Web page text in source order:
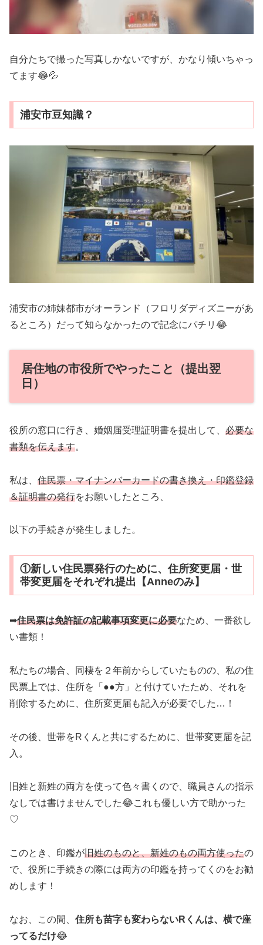
自分たちで撮った写真しかないですが、かなり傾いちゃっ
てます😂💦
浦安市豆知識？
浦安市の姉妹都市がオーランド（フロリダディズニーがあ
るところ）だって知らなかったので記念にパチリ😂
居住地の市役所でやったこと（提出翌
日）
役所の窓口に行き、婚姻届受理証明書を提出して、 必要な
書類を伝えます。
私は、 住民票・マイナンバーカードの書き換え・印鑑登録
＆証明書の発行をお願いしたところ、
以下の手続きが発生しました。
①新しい住民票発行のために、住所変更届・世
帯変更届をそれぞれ提出【Anneのみ】
➡住民票は免許証の記載事項変更に必要なため、一番欲し
い書類！
私たちの場合、同棲を２年前からしていたものの、私の住
民票上では、住所を「●●方」と付けていたため、それを
削除するために、住所変更届も記入が必要でした…！
その後、世帯をRくんと共にするために、世帯変更届を記
入。
旧姓と新姓の両方を使って色々書くので、職員さんの指示
なしでは書けませんでした😂これも優しい方で助かった
♡
このとき、印鑑が旧姓のものと、新姓のもの両方使ったの
で、役所に手続きの際には両方の印鑑を持ってくのをお勧
めします！
なお、この間、 住所も苗字も変わらないRくんは、横で座
ってるだけ😂